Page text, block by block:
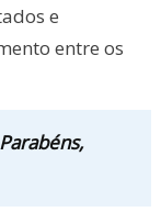
e
entre os